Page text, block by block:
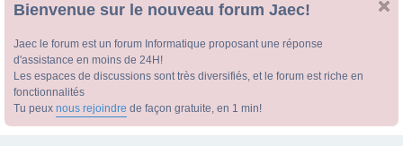
Bienvenue sur le nouveau forum Jaec!
Jaec le forum est un forum Informatique proposant une réponse
d'assistance en moins de 24H!
Les espaces de discussions sont très diversifiés, et le forum est riche en
fonctionnalités
Tu peux nous rejoindre de façon gratuite, en 1 min!